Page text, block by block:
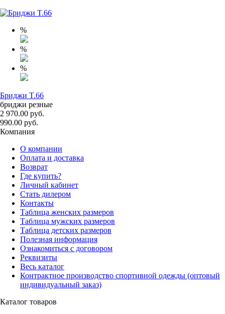
%
%
%
Бриджи T.66
бриджи резные
2 970.00 руб.
990.00 руб.
Компания
О компании
Оплата и доставка
Возврат
Где купить?
Личный кабинет
Стать дилером
Контакты
Таблица женских размеров
Таблица мужских размеров
Таблица детских размеров
Полезная информация
Ознакомиться с договором
Реквизиты
Весь каталог
Контрактное производство спортивной одежды (оптовый
индивидуальный заказ)
Каталог товаров